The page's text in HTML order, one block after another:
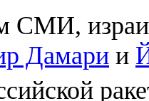
Дамари и